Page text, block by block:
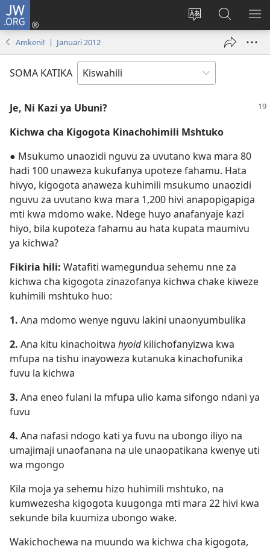
JW.ORG
Badili
tovuti
Ingia
(opens
Tafuta
Katika
JW.ORG
Amkeni! | Januari 2012
SOMA KATIKA
Je, Ni Kazi ya Ubuni?
Kichwa cha Kigogota Kinachohimili Mshtuko
● Msukumo unaozidi nguvu za uvutano kwa mara 80
hadi 100 unaweza kukufanya upoteze fahamu. Hata
hivyo, kigogota anaweza kuhimili msukumo unaozidi
nguvu za uvutano kwa mara 1,200 hivi anapopigapiga
mti kwa mdomo wake. Ndege huyo anafanyaje kazi
hiyo, bila kupoteza fahamu au hata kupata maumivu
ya kichwa?
Fikiria hili: Watafiti wamegundua sehemu nne za
kichwa cha kigogota zinazofanya kichwa chake kiweze
kuhimili mshtuko huo:
1. Ana mdomo wenye nguvu lakini unaonyumbulika
2. Ana kitu kinachoitwa hyoidkilichofanyizwa kwa
mfupa na tishu inayoweza kutanuka kinachofunika
fuvu la kichwa
3. Ana eneo fulani la mfupa ulio kama sifongo ndani ya
fuvu
4. Ana nafasi ndogo kati ya fuvu na ubongo iliyo na
umajimaji unaofanana na ule unaopatikana kwenye uti
wa mgongo
Kila moja ya sehemu hizo huhimili mshtuko, na
kumwezesha kigogota kuugonga mti mara 22 hivi kwa
sekunde bila kuumiza ubongo wake.
Wakichochewa na muundo wa kichwa cha kigogota,